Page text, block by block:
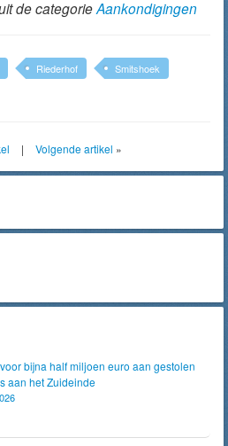
de categorieAankondigingen
Riederhof
Smitshoek
| Volgende artikel »
bijna half miljoen euro aan gestolen
aan het Zuideinde